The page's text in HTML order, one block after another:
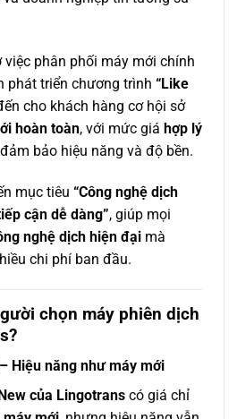
phân phối máy mới chính
phát triển chương trình “Like
cho khách hàng cơ hội sở
hoàn toàn, với mức giá hợp lý
bảo hiệu năng và độ bền.
mục tiêu “Công nghệ dịch
cận dễ dàng”, giúp mọi
nghệ dịch hiện đại mà
chi phí ban đầu.
chọn máy phiên dịch
Hiệu năng như máy mới
của Lingotrans có giá chỉ